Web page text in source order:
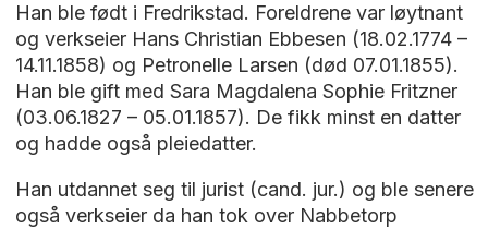
Han ble født i Fredrikstad. Foreldrene var løytnant
og verkseier Hans Christian Ebbesen (18.02.1774 –
14.11.1858) og Petronelle Larsen (død 07.01.1855).
Han ble gift med Sara Magdalena Sophie Fritzner
(03.06.1827 – 05.01.1857). De fikk minst en datter
og hadde også pleiedatter.
Han utdannet seg til jurist (cand. jur.) og ble senere
også verkseier da han tok over Nabbetorp